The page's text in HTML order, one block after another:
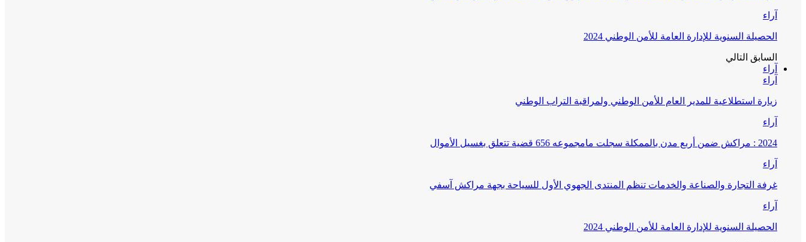
آراء
الحصيلة السنوية للإدارة العامة للأمن الوطني 2024
السابق التالي
آراء
آراء
زيارة استطلاعية للمدير العام للأمن الوطني ولمراقبة التراب الوطني
آراء
2024 : مراكش ضمن أربع مدن بالممكلة سجلت مامجموعه 656 قضية تتعلق بغسيل الأموال
آراء
غرفة التجارة والصناعة والخدمات تنظم المنتدى الجهوي الأول للسياحة بجهة مراكش آسفي
آراء
الحصيلة السنوية للإدارة العامة للأمن الوطني 2024